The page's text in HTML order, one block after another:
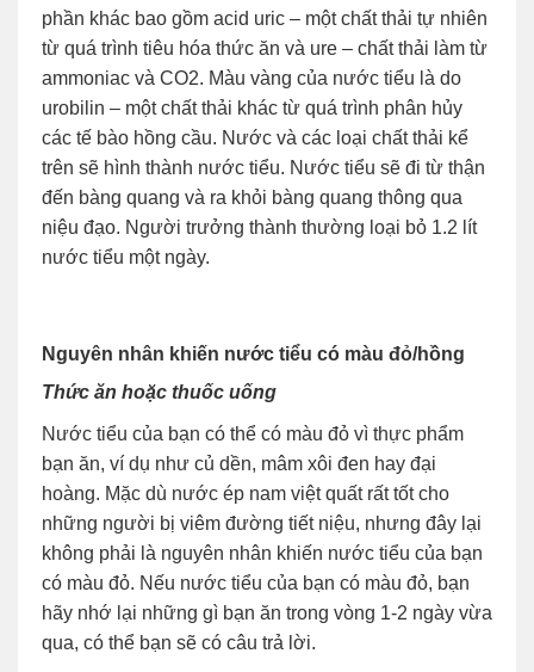
phần khác bao gồm acid uric – một chất thải tự nhiên
từ quá trình tiêu hóa thức ăn và ure – chất thải làm từ
ammoniac và CO2. Màu vàng của nước tiểu là do
urobilin – một chất thải khác từ quá trình phân hủy
các tế bào hồng cầu. Nước và các loại chất thải kể
trên sẽ hình thành nước tiểu. Nước tiểu sẽ đi từ thận
đến bàng quang và ra khỏi bàng quang thông qua
niệu đạo. Người trưởng thành thường loại bỏ 1.2 lít
nước tiểu một ngày.
Nguyên nhân khiến nước tiểu có màu đỏ/hồng
Thức ăn hoặc thuốc uống
Nước tiểu của bạn có thể có màu đỏ vì thực phẩm
bạn ăn, ví dụ như củ dền, mâm xôi đen hay đại
hoàng. Mặc dù nước ép nam việt quất rất tốt cho
những người bị viêm đường tiết niệu, nhưng đây lại
không phải là nguyên nhân khiến nước tiểu của bạn
có màu đỏ. Nếu nước tiểu của bạn có màu đỏ, bạn
hãy nhớ lại những gì bạn ăn trong vòng 1-2 ngày vừa
qua, có thể bạn sẽ có câu trả lời.